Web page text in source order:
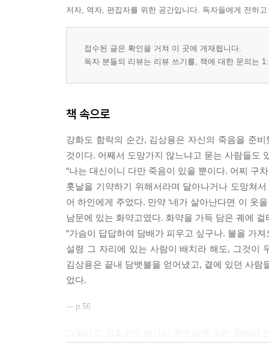
저자, 역자, 편집자를 위한 공간입니다. 독자들에게 전하
접수된 글은 확인을 거쳐 이 곳에 게재됩니다.
독자 분들의 리뷰는 리뷰 쓰기를, 책에 대한 문의는
책 속으로
강화도 함락의 순간, 김상용은 자신의 죽음을 준
것이다. 어째서 도망가지 않느냐고 묻는 사람들도
“나는 대신이니 다만 죽음이 있을 뿐이다. 어찌 구
훗날을 기약하기 위해서라며 달아나거나 도망쳐
어 하인에게 주었다. 만약 ‘네가 살아난다면 이 옷
남문에 있는 화약고였다. 화약을 가득 담은 궤에
“가슴이 답답하여 담배가 피우고 싶구나. 불을 가져
설령 그 자리에 있는 사람이 배치라 해도, 그것이
김상용은 끝내 담뱃불을 얻어냈고, 곁에 있던 사
었다.
--- p.56